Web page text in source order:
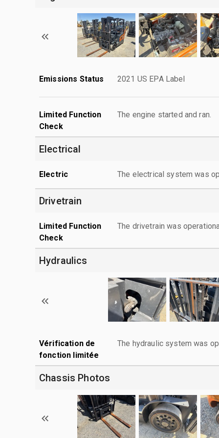
Emissions Status 2021 US EPA Label
Limited Function
Check
The engine started and ran.
Electrical
Electric The electrical system was
Drivetrain
Limited Function
Check
The drivetrain was
Hydraulics
Vérification de
fonction limitée
The hydraulic system was
Chassis Photos